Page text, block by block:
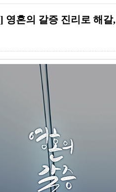
영혼의 갈증 진리로 해